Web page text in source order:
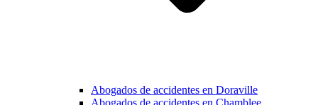
Abogados de accidentes en Doraville
Abogados de accidentes en Chamblee